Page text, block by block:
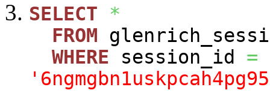
SELECT
*
FROM
WHERE session_id =